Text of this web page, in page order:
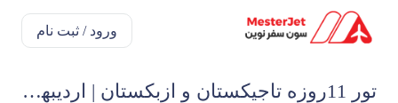
ورود / ثبت نام
تور 11روزه تاجیکستان و ازبکستان | اردیبهشت